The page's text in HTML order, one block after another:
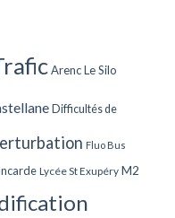
Arenc Le Silo
Difficultés de
Fluo Bus
Lycée St Exupéry M2